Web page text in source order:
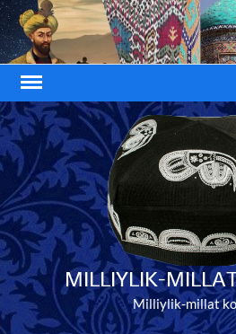
Skip
to
content
MILLIYLIK-
Milliylik-millat